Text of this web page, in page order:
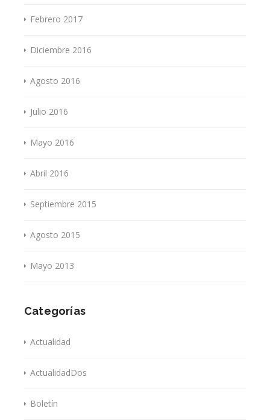
Febrero 2017
Diciembre 2016
Agosto 2016
Julio 2016
Mayo 2016
Abril 2016
Septiembre 2015
Agosto 2015
Mayo 2013
Categorías
Actualidad
ActualidadDos
Boletín